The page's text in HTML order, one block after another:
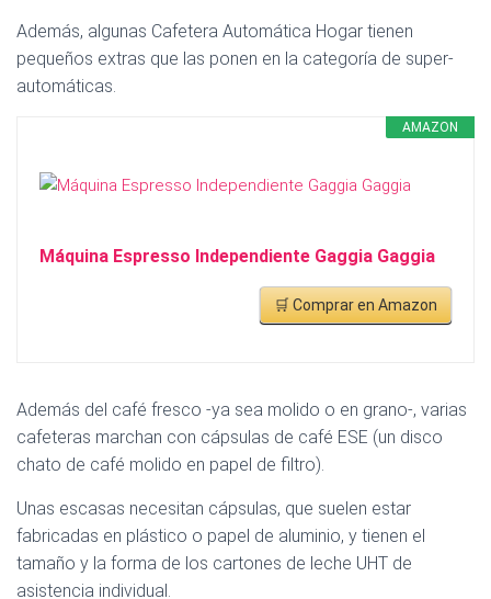
Además, algunas Cafetera Automática Hogar tienen
pequeños extras que las ponen en la categoría de super-
automáticas.
AMAZON
Máquina Espresso Independiente Gaggia Gaggia
🛒 Comprar en Amazon
Además del café fresco -ya sea molido o en grano-, varias
cafeteras marchan con cápsulas de café ESE (un disco
chato de café molido en papel de filtro).
Unas escasas necesitan cápsulas, que suelen estar
fabricadas en plástico o papel de aluminio, y tienen el
tamaño y la forma de los cartones de leche UHT de
asistencia individual.